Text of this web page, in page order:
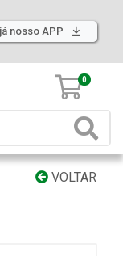
nosso APP
0
VOLTAR